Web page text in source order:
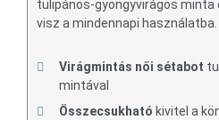
tulipános-gyöngyvirágos
visz a mindennapi használatba.
Virágmintás női sétabot
mintával
Összecsukható kivitel a